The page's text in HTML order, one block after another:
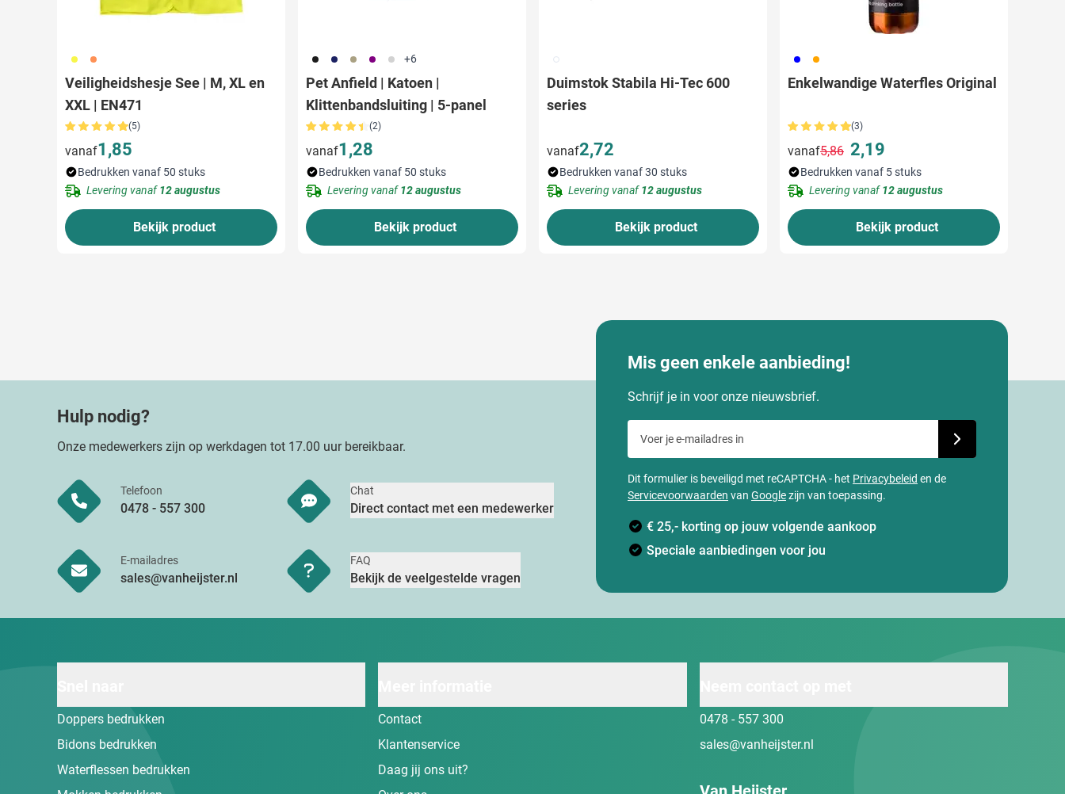
006 007
Veiligheidshesje See | M, XL en
XXL | EN471
(5)
vanaf1,85
Bedrukken vanaf 50 stuks
Levering vanaf12 augustus
Bekijk product
001 023 013 024 002 +6
Pet Anfield | Katoen |
Klittenbandsluiting | 5-panel
(2)
vanaf1,28
Bedrukken vanaf 50 stuks
Levering vanaf12 augustus
Bekijk product
002
Duimstok Stabila Hi-Tec 600
series
vanaf2,72
Bedrukken vanaf 30 stuks
Levering vanaf12 augustus
Bekijk product
005 007
Enkelwandige Waterfles Original
(3)
vanaf
Normale prijs
5,86 2,19
Bedrukken vanaf 5 stuks
Levering vanaf12 augustus
Bekijk product
Hulp nodig?
Onze medewerkers zijn op werkdagen tot 17.00 uur bereikbaar.
Telefoon
0478 - 557 300
Chat
Direct contact met een medewerker
E-mailadres
sales@vanheijster.nl
FAQ
Bekijk de veelgestelde vragen
Mis geen enkele aanbieding!
Schrijf je in voor onze nieuwsbrief.
Dit formulier is beveiligd met reCAPTCHA - het Privacybeleid en de
Servicevoorwaarden van Googlezijn van toepassing.
€ 25,- korting op jouw volgende aankoop
Speciale aanbiedingen voor jou
Doppers bedrukken
Bidons bedrukken
Waterflessen bedrukken
Contact
Klantenservice
Daag jij ons uit?
0478 - 557 300
sales@vanheijster.nl